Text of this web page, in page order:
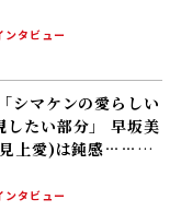
ンタビュー
シマケンの愛らしい
したい部分」 早坂美
上愛)は鈍感……
ンタビュー